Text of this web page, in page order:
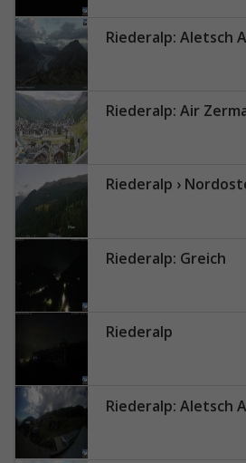
Riederalp: Aletsch Arena -
Riederalp: Air
Riederalp ›
Riederalp: Greich
Riederalp
Riederalp: Aletsch Arena - Riederfurka Dorf